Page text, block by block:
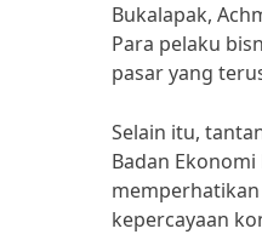
Bukalapak,
Para pelaku
pasar yang
Selain itu,
Badan
kepercayaan